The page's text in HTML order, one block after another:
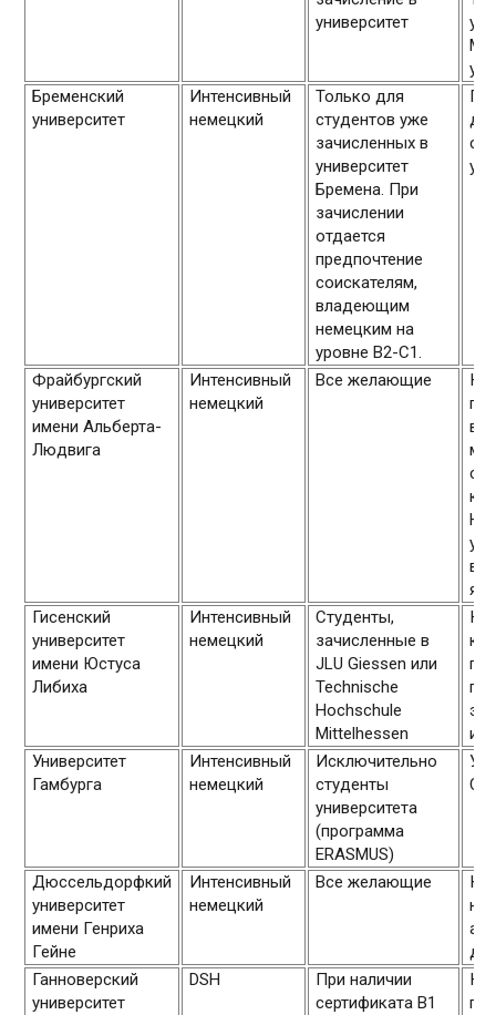
университет
Бременский
университет
Интенсивный
немецкий
Только для
студентов уже
зачисленных в
университет
Бремена. При
зачислении
отдается
предпочтение
соискателям,
владеющим
немецким на
уровне В2-С1.
Фрайбургский
университет
имени Альберта-
Людвига
Интенсивный
немецкий
Все желающие
Гисенский
университет
имени Юстуса
Либиха
Интенсивный
немецкий
Студенты,
зачисленные в
JLU Giessen или
Technische
Hochschule
Mittelhessen
Университет
Гамбурга
Интенсивный
немецкий
Исключительно
студенты
университета
(программа
ERASMUS)
С1
Дюссельдорфкий
университет
имени Генриха
Гейне
Интенсивный
немецкий
Все желающие
Ганноверский
университет
DSH
При наличии
сертификата В1